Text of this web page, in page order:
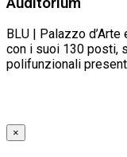
BLU | Palazzo
con i suoi 130 posti,
polifunzionali
×